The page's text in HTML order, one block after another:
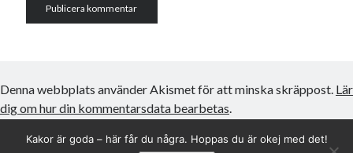
Denna webbplats använder Akismet för att minska skräppost. Lär
dig om hur din kommentarsdata bearbetas.
Kakor är goda – här får du några. Hoppas du är okej med det!